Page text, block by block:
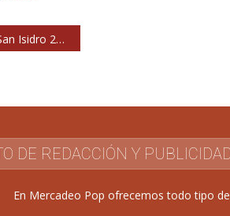
conciertos
DE REDACCIÓN Y
En Mercadeo Pop ofrecemos todo tipo